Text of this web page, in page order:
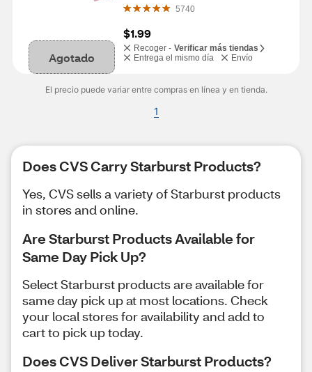
Agotado
5740
$1.99
Recoger - Verificar más tiendas
Entrega el mismo día
Envío
El precio puede variar entre compras en línea y en tienda.
1
Does CVS Carry Starburst Products?
Yes, CVS sells a variety of Starburst products
in stores and online.
Are Starburst Products Available for
Same Day Pick Up?
Select Starburst products are available for
same day pick up at most locations. Check
your local stores for availability and add to
cart to pick up today.
Does CVS Deliver Starburst Products?